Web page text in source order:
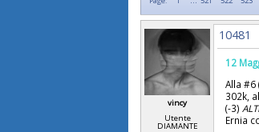
vincy
Utente
DIAMANTE
10481
12
Alla #6
302k,
(-3)
Ernia